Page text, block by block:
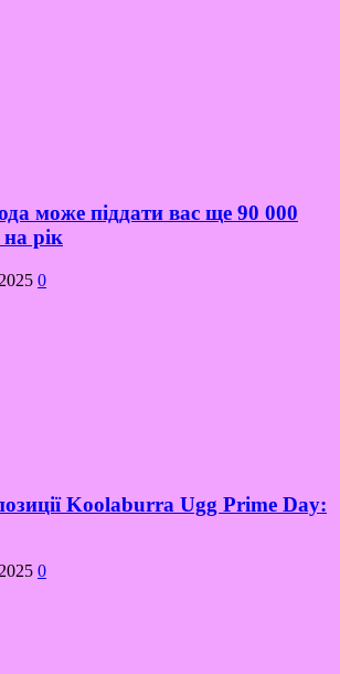
може піддати вас ще 90 000
рік
0
Koolaburra Ugg Prime Day:
0